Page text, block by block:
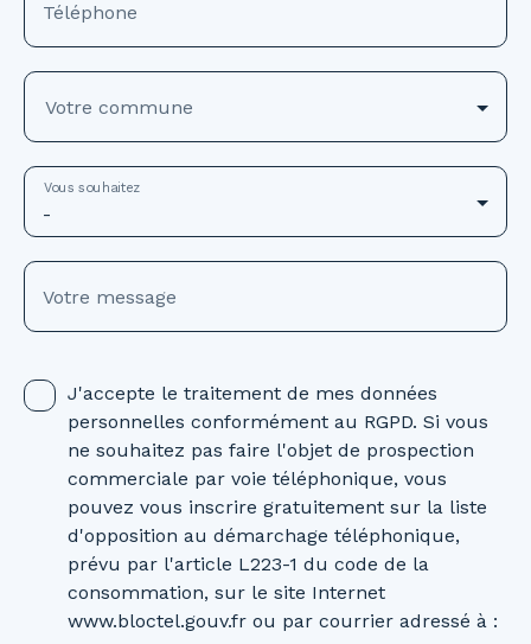
Téléphone
Votre commune
-
Vous souhaitez
Votre message
J'accepte le traitement de mes données
personnelles conformément au RGPD. Si vous
ne souhaitez pas faire l'objet de prospection
commerciale par voie téléphonique, vous
pouvez vous inscrire gratuitement sur la liste
d'opposition au démarchage téléphonique,
prévu par l'article L223-1 du code de la
consommation, sur le site Internet
www.bloctel.gouv.fr ou par courrier adressé à :